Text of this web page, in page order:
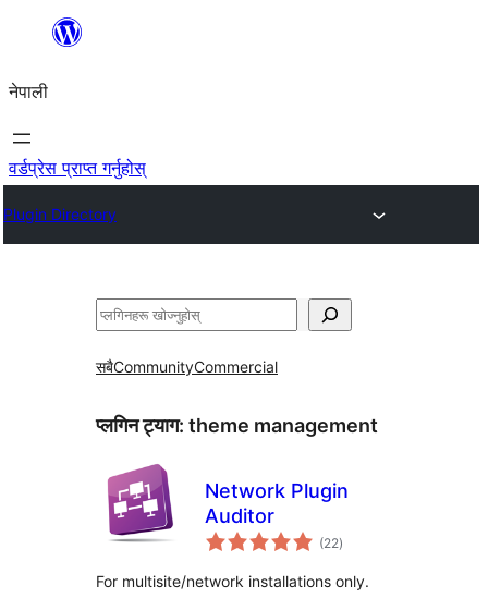
सामग्रीमा
नेपाली
वर्डप्रेस प्राप्त गर्नुहोस्
Plugin Directory
खोज्नुहोस्
सबैCommunityCommercial
प्लगिन ट्याग: theme management
Network Plugin
Auditor
(22कुल
रेटिङ्गहरू
)
For multisite/network installations only.